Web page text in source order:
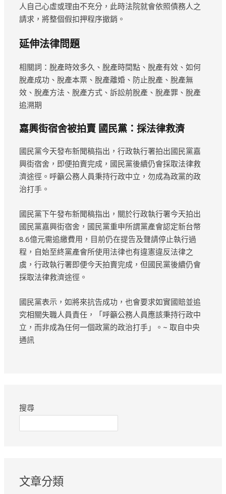
人自己心虛或理由不充分，此時法院就會依照債務人之
請求，將整個假扣押程序撤銷。
延伸法律問題
相關詞：脫產時效多久、脫產時間點、脫產有效、如何
脫產成功、脫產本票、脫產離婚、防止脫產、脫產無
效、脫產方法、脫產方式、訴訟前脫產、脫產罪、脫產
追溯期
嘉興街宿舍被拍賣 國民黨：採法律救濟
國民黨今天發布新聞稿指出，行政執行署拍出國民黨嘉
興街宿舍，即便拍賣完成，國民黨後續仍會採取法律救
濟途徑。呼籲公務人員秉持行政中立，勿成為政黨的政
治打手。
國民黨下午發布新聞稿指出，關於行政執行署今天拍出
國民黨嘉興街宿舍，國民黨重申所謂黨產會認定新台幣
8.6億元需追繳費用，目前仍在提告及聲請停止執行過
程，自始至終黨產會所使用法律也有違憲違反法律之
虞，行政執行署即便今天拍賣完成，但國民黨後續仍會
採取法律救濟途徑。
國民黨表示，如將來抗告成功，也會要求如實國賠並追
究相關失職人員責任，「呼籲公務人員應該秉持行政中
立，而非成為任何一個政黨的政治打手」。~ 取自中央
通訊
搜尋
文章分類